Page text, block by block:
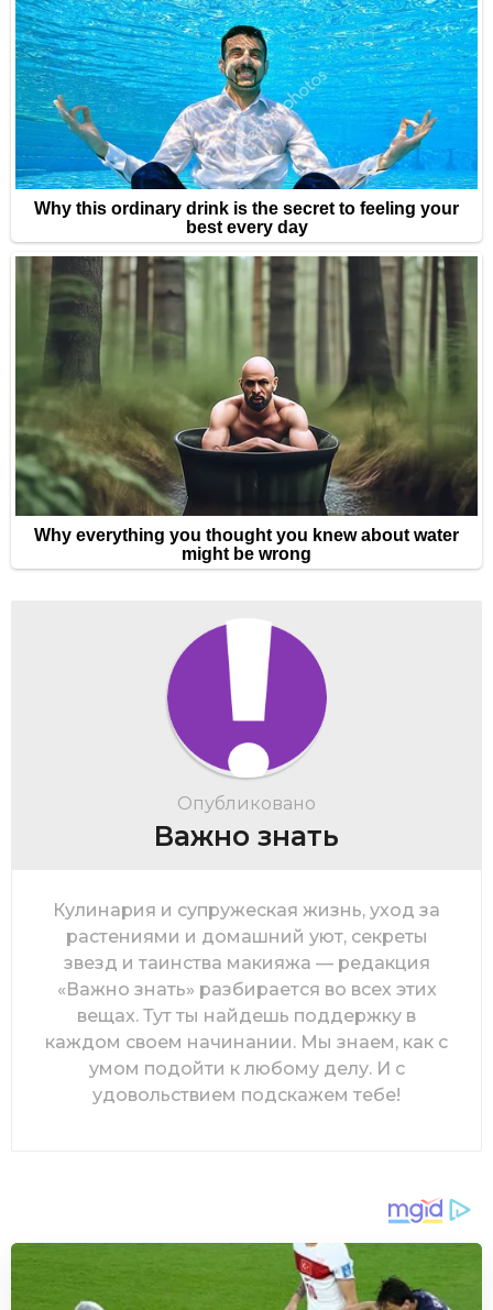
Опубликовано
Важно знать
Кулинария и супружеская жизнь, уход за
растениями и домашний уют, секреты
звезд и таинства макияжа — редакция
«Важно знать» разбирается во всех этих
вещах. Тут ты найдешь поддержку в
каждом своем начинании. Мы знаем, как с
умом подойти к любому делу. И с
удовольствием подскажем тебе!